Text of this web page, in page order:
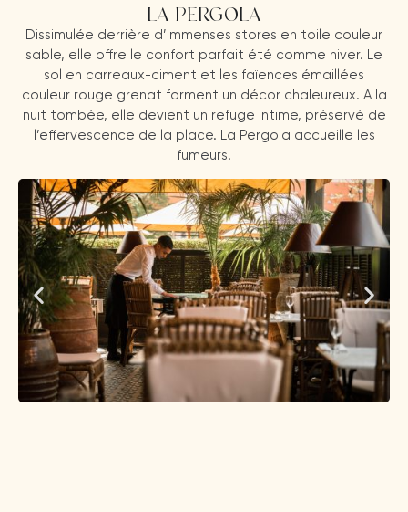
LA PERGOLA
Dissimulée derrière d’immenses stores en toile couleur
sable, elle offre le confort parfait été comme hiver. Le
sol en carreaux-ciment et les faïences émaillées
couleur rouge grenat forment un décor chaleureux. A la
nuit tombée, elle devient un refuge intime, préservé de
l’effervescence de la place. La Pergola accueille les
fumeurs.